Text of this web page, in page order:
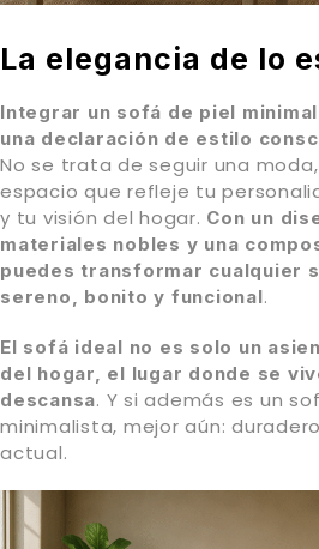
La elegancia de lo
Integrar un sofá de piel
una declaración de estilo
No se trata de seguir una
espacio que refleje tu
y tu visión del hogar. Con un
materiales nobles y una
puedes transformar cualquier
sereno, bonito y funcional.
El sofá ideal no es solo un
del hogar, el lugar donde se
descansa. Y si además es un
minimalista, mejor aún:
actual.